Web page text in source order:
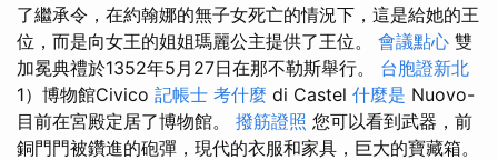
了繼承令，在約翰娜的無子女死亡的情況下，這是給她的王
位，而是向女王的姐姐瑪麗公主提供了王位。 會議點心 雙
加冕典禮於1352年5月27日在那不勒斯舉行。 台胞證新北
1）博物館Civico 記帳士 考什麼 di Castel 什麼是 Nuovo-
目前在宮殿定居了博物館。 撥筋證照 您可以看到武器，前
銅門門被鑽進的砲彈，現代的衣服和家具，巨大的寶藏箱。